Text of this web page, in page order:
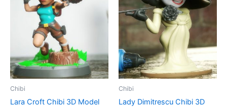
Chibi
Lara Croft Chibi 3D Model
Chibi
Lady Dimitrescu Chibi 3D